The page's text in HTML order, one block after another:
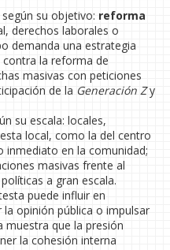
su objetivo: reforma
derechos laborales o
demanda una estrategia
la reforma de
masivas con peticiones
de la Generación Zy
su escala: locales,
local, como la del centro
inmediato en la comunidad;
masivas frente al
a gran escala.
puede influir en
opinión pública o impulsar
muestra que la presión
la cohesión interna